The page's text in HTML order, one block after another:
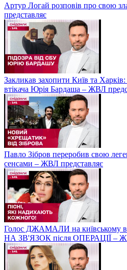
Артур Логай розповів про свою
представляє
Закликав захопити Київ та
втікача Юрія Бардаша – ЖВЛ
Павло Зібров переробив свою
сенсами – ЖВЛ представляє
Голос ДЖАМАЛИ на київському
НА ЗВ'ЯЗОК після ОПЕРАЦІЇ –